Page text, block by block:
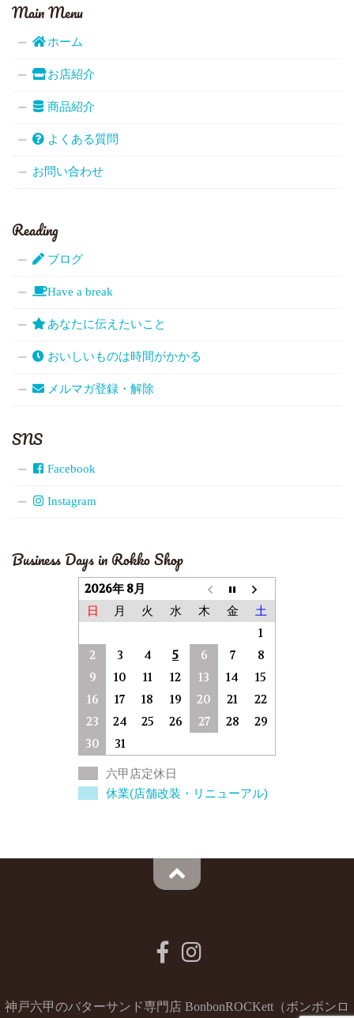
Main Menu
ホーム
お店紹介
商品紹介
よくある質問
お問い合わせ
Reading
ブログ
Have a break
あなたに伝えたいこと
おいしいものは時間がかかる
メルマガ登録・解除
SNS
Facebook
Instagram
Business Days in Rokko Shop
2026年 8月
日 月 火 水 木 金 土
1
2
3 4 5 6 7
8
9
10 11 12 13 14
15
16
17 18 19 20 21
22
23
24 25 26 27 28
29
30
31
六甲店定休日
休業(店舗改装・リニューアル)
神戸六甲のバターサンド専門店 BonbonROCKett（ボンボンロ